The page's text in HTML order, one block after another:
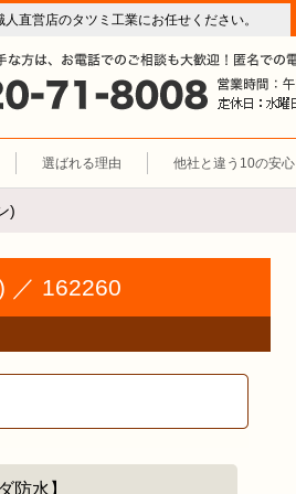
直営店のタツミ工業にお任せください。
装職人直営店 タツミ工業
0120-71-8008
選ばれる理由 他社と違う10の安心
)
／ 162260
防水】